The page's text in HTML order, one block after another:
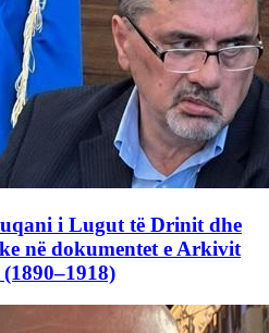
i Lugut të Drinit dhe
në dokumentet e Arkivit